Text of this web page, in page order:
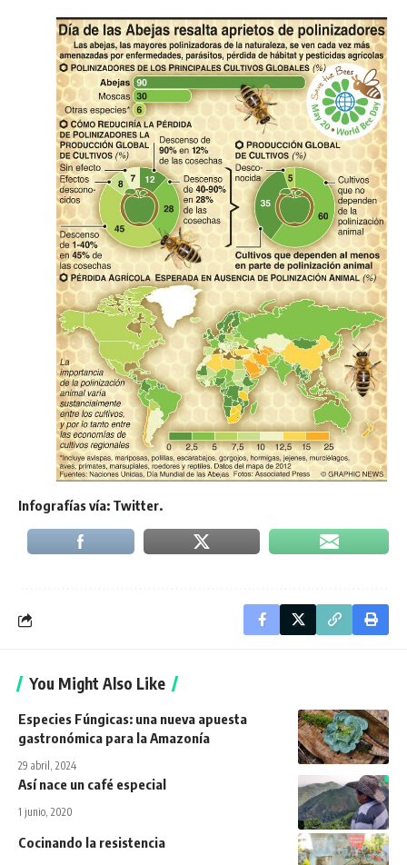
Infografías vía: Twitter.
You Might Also Like
Especies Fúngicas: una nueva apuesta
gastronómica para la Amazonía
29 abril, 2024
Así nace un café especial
1 junio, 2020
Cocinando la resistencia